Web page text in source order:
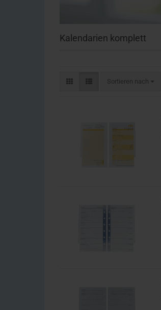
Kalendarien komplett
Sortieren nach